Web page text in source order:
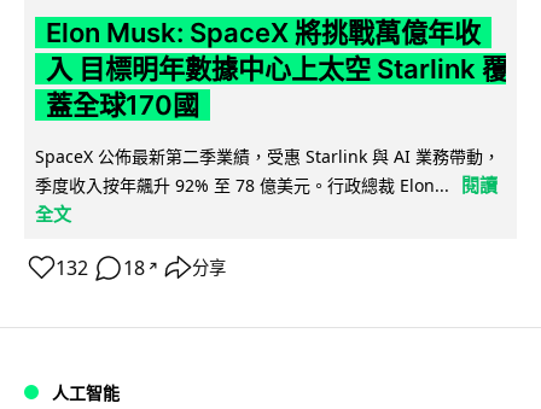
Elon Musk: SpaceX 將挑戰萬億年收
入 目標明年數據中心上太空 Starlink 覆
蓋全球170國
SpaceX 公佈最新第二季業績，受惠 Starlink 與 AI 業務帶動，
季度收入按年飆升 92% 至 78 億美元。行政總裁 Elon...
閱讀
全文
132 18 ↗ 分享
人工智能